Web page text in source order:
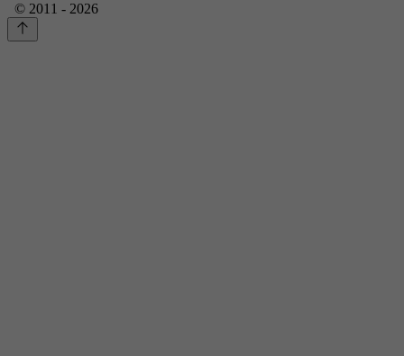
© 2011 - 2026